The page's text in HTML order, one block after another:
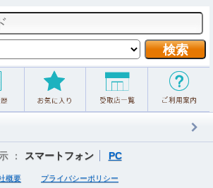
： スマートフォン PC
概要 プライバシーポリシー